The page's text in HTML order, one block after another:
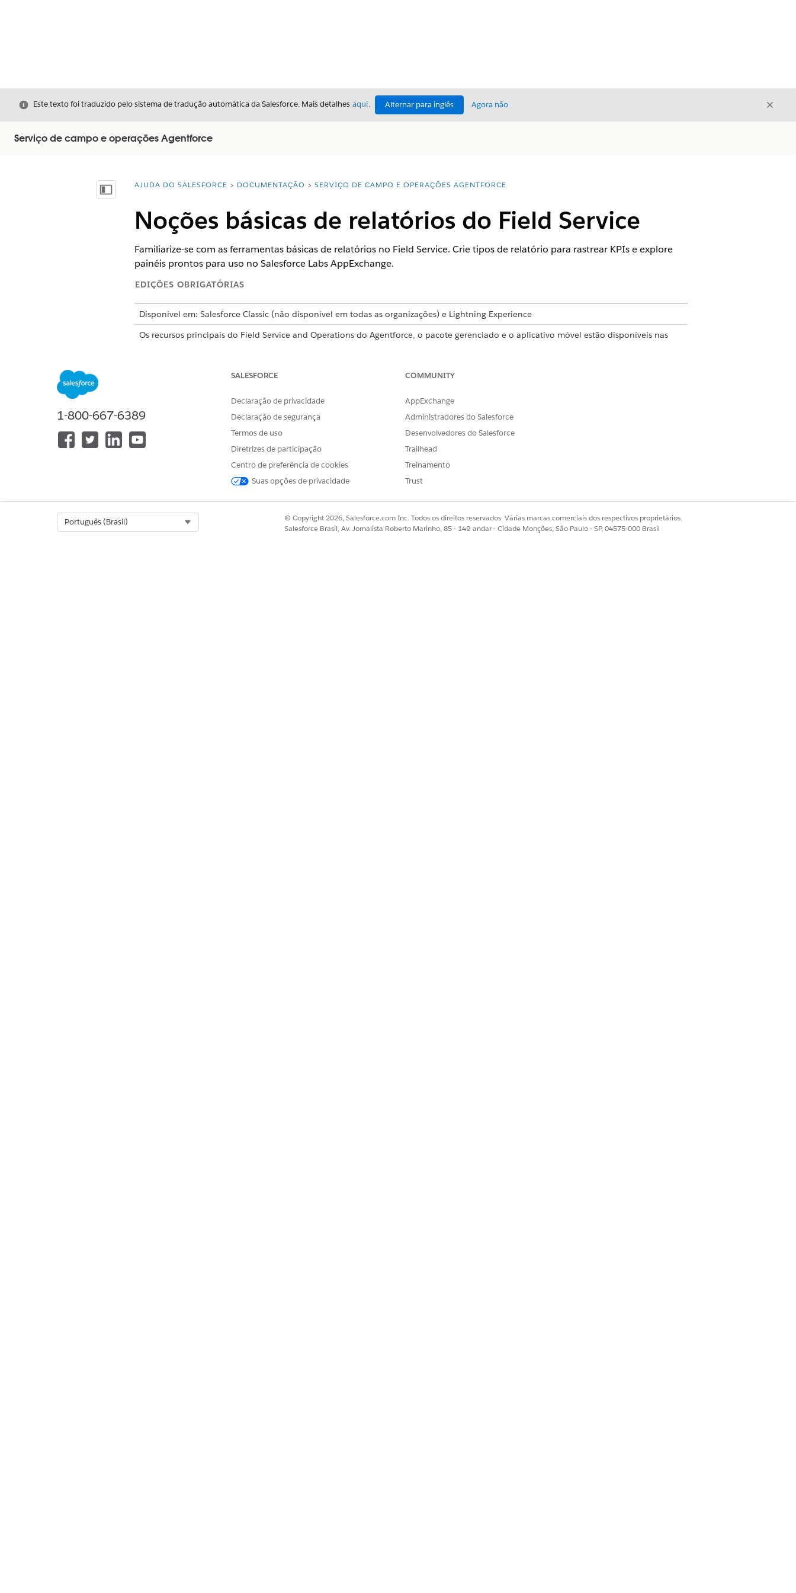
Fechar
Este texto foi traduzido pelo sistema de tradução automática da Salesforce. Mais detalhes aqui. Alternar para inglês Agora não Fechar
Serviço de campo e operações Agentforce
Mostrar índiceVocê está aqui:
AJUDA DO SALESFORCE DOCUMENTAÇÃO SERVIÇO DE CAMPO E OPERAÇÕES AGENTFORCE
Noções básicas de relatórios do Field Service
Familiarize-se com as ferramentas básicas de relatórios no Field Service. Crie tipos de relatório para rastrear KPIs e explore
painéis prontos para uso no Salesforce Labs AppExchange.
EDIÇÕES OBRIGATÓRIAS
Disponível em: Salesforce Classic (não disponível em todas as organizações) e Lightning Experience
Os recursos principais do Field Service and Operations do Agentforce, o pacote gerenciado e o aplicativo móvel estão disponíveis nas
Os Indicadores-chave de desempenho (KPIs) são cruciais para ajudá-lo a definir as necessidades da sua empresa e alinhá-las ao que o
habilidades e ferramentas certas.
Crie tipos de relatório para rastrear as atividades de serviço de campo na sua organização. Para gerar relatórios mais detalhados, use o
aplicativo Field Service Analytics.
Configurar painéis do Field Service do Salesforce Labs
Baixe um pacote gratuito de painéis e relatórios do Field Service do AppExchange do Salesforce Labs. Use esses painéis opcionais para
1-800-667-6389
SALESFORCE
Declaração de privacidade
Declaração de segurança
Termos de uso
Diretrizes de participação
Centro de preferência de cookies
Suas opções de privacidade
COMMUNITY
AppExchange
Administradores do Salesforce
Desenvolvedores do Salesforce
Trailhead
Treinamento
Trust
Português (Brasil)
© Copyright 2026, Salesforce.com Inc. Todos os direitos reservados. Várias marcas comerciais dos respectivos proprietários.
Salesforce Brasil, Av. Jornalista Roberto Marinho, 85 - 14º andar - Cidade Monções, São Paulo - SP, 04575-000 Brasil